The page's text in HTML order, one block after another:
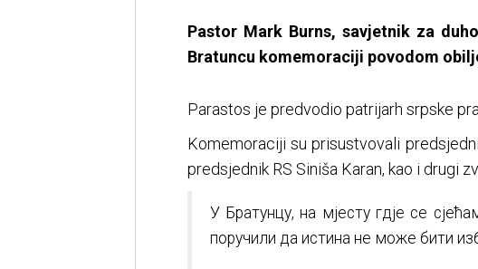
Pastor Mark Burns, savjetnik za
Bratuncu komemoraciji povodom
Parastos je predvodio patrijarh srpske
Komemoraciji su prisustvovali
predsjednik RS Siniša Karan, kao i drugi
У Братунцу, на мјесту гдје се
поручили да истина не може бити